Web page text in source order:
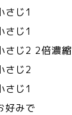
1
1
2 2倍濃縮
2
じ1
で